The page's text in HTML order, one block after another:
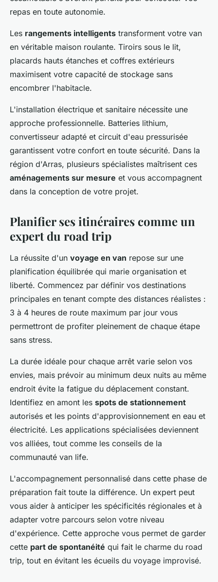
repas en toute autonomie.
Les rangements intelligents transforment votre van
en véritable maison roulante. Tiroirs sous le lit,
placards hauts étanches et coffres extérieurs
maximisent votre capacité de stockage sans
encombrer l'habitacle.
L'installation électrique et sanitaire nécessite une
approche professionnelle. Batteries lithium,
convertisseur adapté et circuit d'eau pressurisée
garantissent votre confort en toute sécurité. Dans la
région d'Arras, plusieurs spécialistes maîtrisent ces
aménagements sur mesure et vous accompagnent
dans la conception de votre projet.
Planifier ses itinéraires comme un
expert du road trip
La réussite d'un voyage en van repose sur une
planification équilibrée qui marie organisation et
liberté. Commencez par définir vos destinations
principales en tenant compte des distances réalistes :
3 à 4 heures de route maximum par jour vous
permettront de profiter pleinement de chaque étape
sans stress.
La durée idéale pour chaque arrêt varie selon vos
envies, mais prévoir au minimum deux nuits au même
endroit évite la fatigue du déplacement constant.
Identifiez en amont les spots de stationnement
autorisés et les points d'approvisionnement en eau et
électricité. Les applications spécialisées deviennent
vos alliées, tout comme les conseils de la
communauté van life.
L'accompagnement personnalisé dans cette phase de
préparation fait toute la différence. Un expert peut
vous aider à anticiper les spécificités régionales et à
adapter votre parcours selon votre niveau
d'expérience. Cette approche vous permet de garder
cette part de spontanéité qui fait le charme du road
trip, tout en évitant les écueils du voyage improvisé.